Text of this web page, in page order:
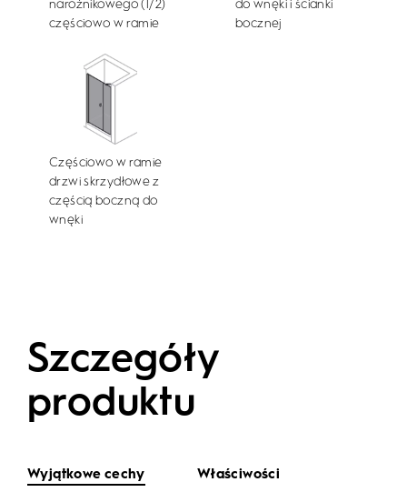
narożnikowego (1/2)
częściowo w ramie
do wnęki i ścianki
bocznej
Częściowo w ramie
drzwi skrzydłowe z
częścią boczną do
wnęki
Szczegóły
produktu
Wyjątkowe cechy Właściwości